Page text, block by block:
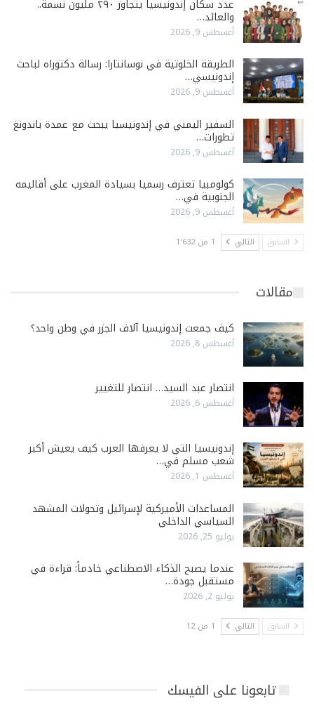
عدد سكان إندونيسيا يتجاوز ٢٩٠ مليون نسمة..
والعائد…
أغسطس 9, 2026
الطريقة الخلوتية في نوسانتارا: رسالة دكتوراه لباحث
إندونيسي…
أغسطس 9, 2026
السفير اليمني في إندونيسيا يبحث مع عمدة باندونغ
تطورات…
أغسطس 9, 2026
كولومبيا تعترف رسميا بسيادة المغرب على أقاليمه
الجنوبية في…
أغسطس 9, 2026
السابق التالي 1 من 1٬632
مقالات
كيف جمعت إندونيسيا آلاف الجزر في وطن واحد؟
أغسطس 8, 2026
انتصار عبد السيد… انتصار للتغيير
أغسطس 6, 2026
إندونيسيا التي لا يعرفها العرب كيف يعيش أكبر
شعب مسلم في…
أغسطس 1, 2026
المساعدات الأميركية لإسرائيل وتحولات المشهد
السياسي الداخلي
يوليو 25, 2026
عندما يصبح الذكاء الاصطناعي خادماً: قراءة في
مستقبل جودة…
يوليو 2, 2026
السابق التالي 1 من 12
تابعونا على الفيسك